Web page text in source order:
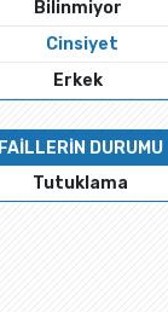
Bilinmiyor
Cinsiyet
Erkek
FAİLLERİN DURUMU
Tutuklama